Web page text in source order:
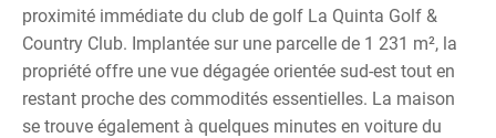
proximité immédiate du club de golf La Quinta Golf &
Country Club. Implantée sur une parcelle de 1 231 m², la
propriété offre une vue dégagée orientée sud-est tout en
restant proche des commodités essentielles. La maison
se trouve également à quelques minutes en voiture du